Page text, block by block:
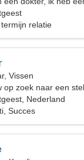
relatie
Vissen
op zoek naar een
Nederland
Succes